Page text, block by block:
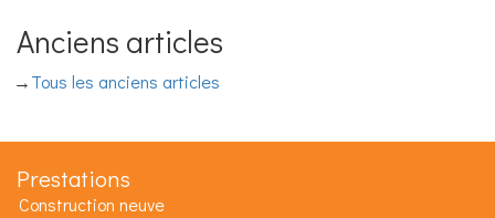
Anciens articles
Tous les anciens articles
Prestations
Construction neuve